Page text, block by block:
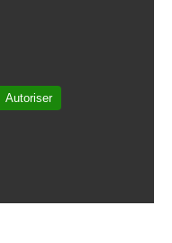
Autoriser